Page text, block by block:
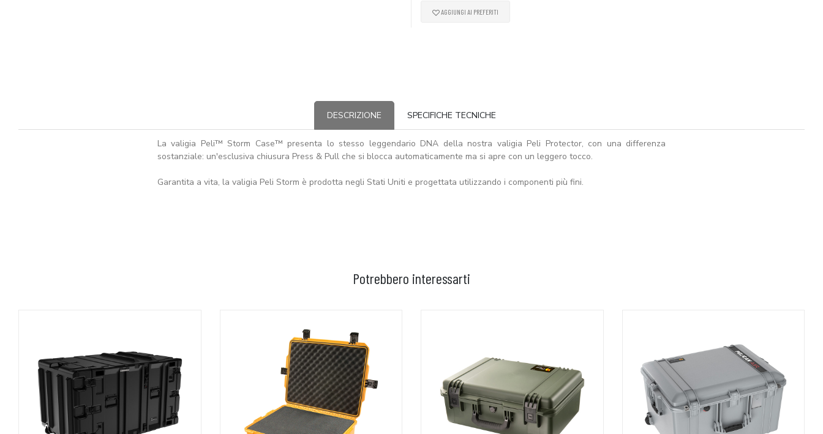
AGGIUNGI AI PREFERITI
DESCRIZIONE SPECIFICHE TECNICHE
La valigia Peli™ Storm Case™ presenta lo stesso leggendario DNA della nostra valigia Peli Protector, con una differenza
sostanziale: un'esclusiva chiusura Press & Pull che si blocca automaticamente ma si apre con un leggero tocco.
Garantita a vita, la valigia Peli Storm è prodotta negli Stati Uniti e progettata utilizzando i componenti più fini.
Potrebbero interessarti